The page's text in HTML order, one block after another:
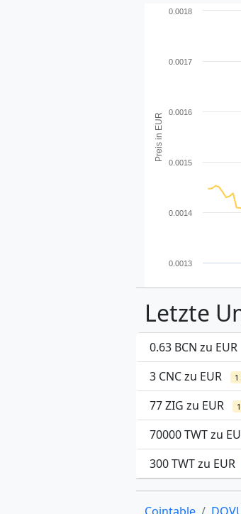
Preis in EUR
0.0013
0.0014
0.0015
0.0016
0.0017
0.0018
Letzte
0.63 BCN zu EUR
3 CNC zu EUR
77 ZIG zu EUR
70000 TWT zu
300 TWT zu EUR